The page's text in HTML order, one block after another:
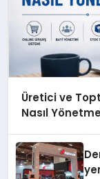
Üretici ve
Nasıl